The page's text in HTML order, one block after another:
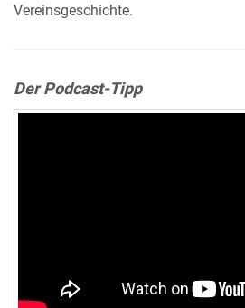
Vereinsgeschichte.
Der Podcast-Tipp